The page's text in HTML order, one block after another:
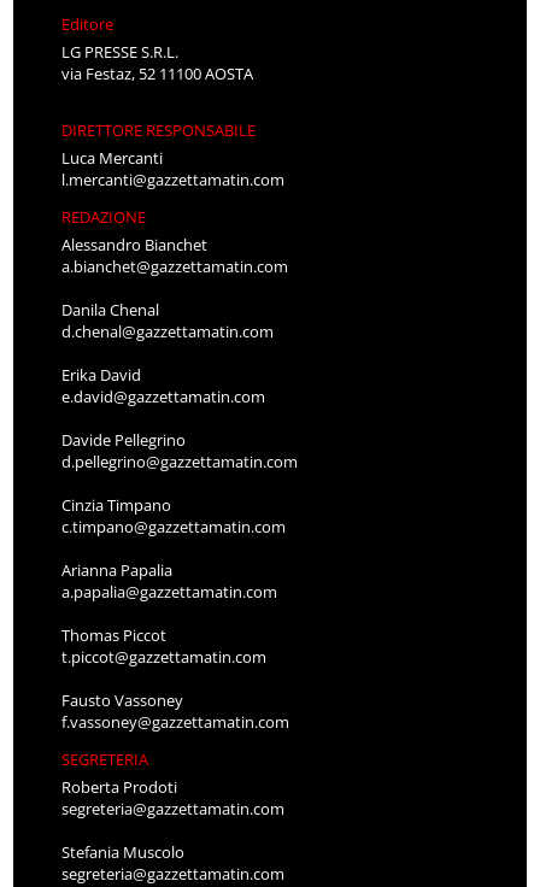
Editore
LG PRESSE S.R.L.
via Festaz, 52 11100 AOSTA
DIRETTORE RESPONSABILE
Luca Mercanti
l.mercanti@gazzettamatin.com
REDAZIONE
Alessandro Bianchet
a.bianchet@gazzettamatin.com
Danila Chenal
d.chenal@gazzettamatin.com
Erika David
e.david@gazzettamatin.com
Davide Pellegrino
d.pellegrino@gazzettamatin.com
Cinzia Timpano
c.timpano@gazzettamatin.com
Arianna Papalia
a.papalia@gazzettamatin.com
Thomas Piccot
t.piccot@gazzettamatin.com
Fausto Vassoney
f.vassoney@gazzettamatin.com
SEGRETERIA
Roberta Prodoti
segreteria@gazzettamatin.com
Stefania Muscolo
segreteria@gazzettamatin.com